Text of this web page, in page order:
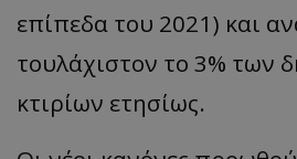
επίπεδα του 2021) και
τουλάχιστον το 3% των
κτιρίων ετησίως.